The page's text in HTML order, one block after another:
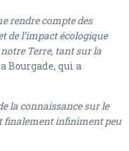
rendre compte des
de l’impact écologique
Terre, tant sur la
Bourgade, qui a
la connaissance sur le
finalement infiniment peu